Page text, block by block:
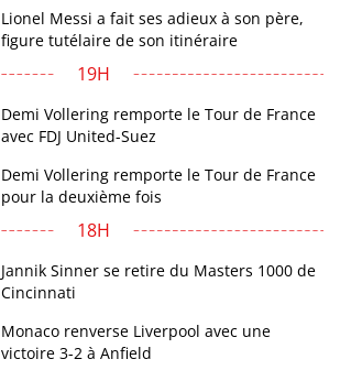
Lionel Messi a fait ses adieux à son père,
figure tutélaire de son itinéraire
19H
Demi Vollering remporte le Tour de France
avec FDJ United-Suez
Demi Vollering remporte le Tour de France
pour la deuxième fois
18H
Jannik Sinner se retire du Masters 1000 de
Cincinnati
Monaco renverse Liverpool avec une
victoire 3-2 à Anfield